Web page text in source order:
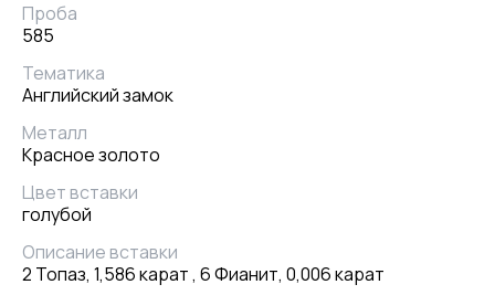
Проба
585
Тематика
Английский замок
Металл
Красное золото
Цвет вставки
голубой
Описание вставки
2 Топаз, 1,586 карат , 6 Фианит, 0,006 карат